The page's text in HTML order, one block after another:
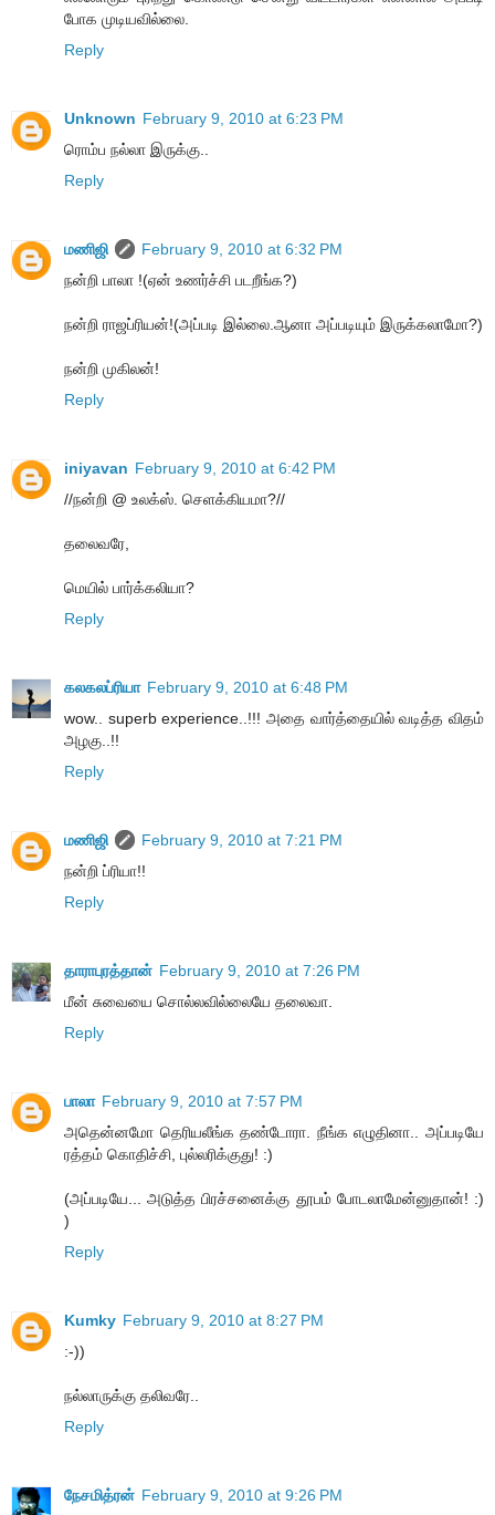
போக முடியவில்லை.
Reply
Unknown February 9, 2010 at 6:23 PM
ரொம்ப நல்லா இருக்கு..
Reply
மணிஜி
February 9, 2010 at 6:32 PM
நன்றி பாலா !(ஏன் உணர்ச்சி படறீங்க?)
நன்றி ராஜப்ரியன்!(அப்படி இல்லை.ஆனா அப்படியும் இருக்கலாமோ?)
நன்றி முகிலன்!
Reply
iniyavan February 9, 2010 at 6:42 PM
//நன்றி @ உலக்ஸ். செளக்கியமா?//
தலைவரே,
மெயில் பார்க்கலியா?
Reply
கலகலப்ரியா February 9, 2010 at 6:48 PM
wow.. superb experience..!!! அதை வார்த்தையில் வடித்த விதம்
அழகு..!!
Reply
மணிஜி
February 9, 2010 at 7:21 PM
நன்றி ப்ரியா!!
Reply
தாராபுரத்தான் February 9, 2010 at 7:26 PM
மீன் சுவையை சொல்லவில்லையே தலைவா.
Reply
பாலா February 9, 2010 at 7:57 PM
அதென்னமோ தெரியலீங்க தண்டோரா. நீங்க எழுதினா.. அப்படியே
ரத்தம் கொதிச்சி, புல்லரிக்குது! :)
(அப்படியே... அடுத்த பிரச்சனைக்கு தூபம் போடலாமேன்னுதான்! :)
)
Reply
Kumky February 9, 2010 at 8:27 PM
:-))
நல்லாருக்கு தலிவரே..
Reply
நேசமித்ரன் February 9, 2010 at 9:26 PM